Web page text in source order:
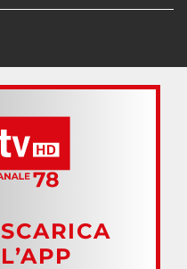
SCARICA
L’APP